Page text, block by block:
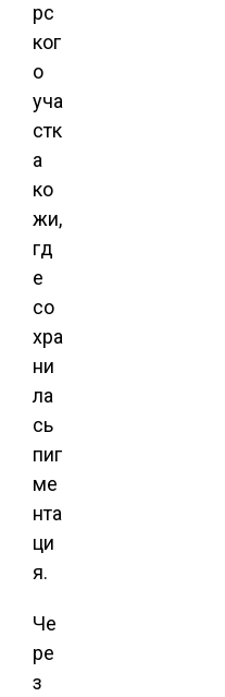
рс
ког
о
уча
стк
а
ко
жи,
гд
е
со
хра
ни
ла
сь
пиг
ме
нта
ци
я.
Че
ре
з